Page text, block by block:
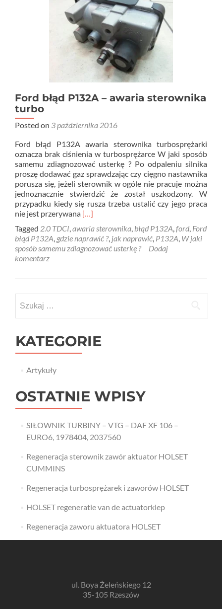
Ford błąd P132A – awaria sterownika
turbo
Posted on 3 października 2016
Ford błąd P132A awaria sterownika turbosprężarki
oznacza brak ciśnienia w turbosprężarce W jaki sposób
samemu zdiagnozować usterkę ? Po odpaleniu silnika
proszę dodawać gaz sprawdzając czy cięgno nastawnika
porusza się, jeżeli sterownik w ogóle nie pracuje można
jednoznacznie stwierdzić że został uszkodzony. W
przypadku kiedy się rusza trzeba ustalić czy jego praca
nie jest przerywana Read
about
Ford
błąd
sterownika
[…]
Tagged 2.0 TDCI awaria sterownika błąd P132A ford Ford
błąd P132A gdzie naprawić ?, jak naprawić P132A W jaki
sposób samemu zdiagnozować usterkę ?
Dodaj
komentarz
KATEGORIE
Artykuły
OSTATNIE WPISY
SIŁOWNIK TURBINY – VTG – DAF XF 106 –
EURO6, 1978404, 2037560
Regeneracja sterownik zawór aktuator HOLSET
CUMMINS
Regeneracja turbosprężarek i zaworów HOLSET
HOLSET regeneratie van de actuatorklep
Regeneracja zaworu aktuatora HOLSET
ul. Boya Żeleńskiego 12
35-105 Rzeszów